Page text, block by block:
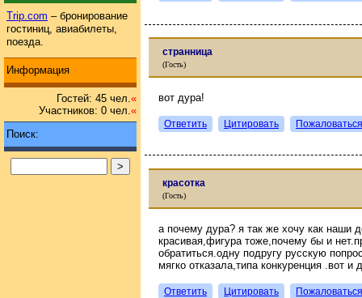
Trip.com – бронирование
гостиниц, авиабилеты,
поезда.
Информация
Гостей: 45 чел.«
Участников: 0 чел.«
Поиск:
странница
(Гость)
вот дура!
Ответить Цитировать Пожаловаться
красотка
(Гость)
а почему дура? я так же хочу как наши
красивая,фигура тоже,почему бы и
обратиться.одну подругу русскую
мягко отказала,типа конкуренция .вот
Ответить Цитировать Пожаловаться